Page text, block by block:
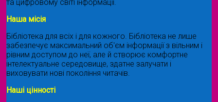
та цифровому світі інформації.
Наша місія
Бібліотека для всіх і для кожного. Бібліотека не лише
забезпечує максимальний об'єм інформації з вільним і
рівним доступом до неї, але й створює комфортне
інтелектуальне середовище, здатне залучати і
виховувати нові покоління читачів.
Наші цінності